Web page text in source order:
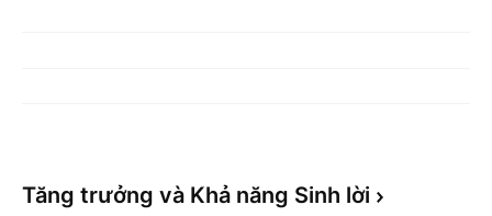
Tăng trưởng và Khả năng Sinh lời